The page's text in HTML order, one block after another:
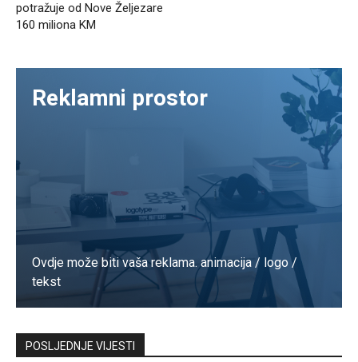
potražuje od Nove Željezare
160 miliona KM
Reklamni prostor
Ovdje može biti vaša reklama. animacija / logo /
tekst
Kontaktirajte nas
POSLJEDNJE VIJESTI